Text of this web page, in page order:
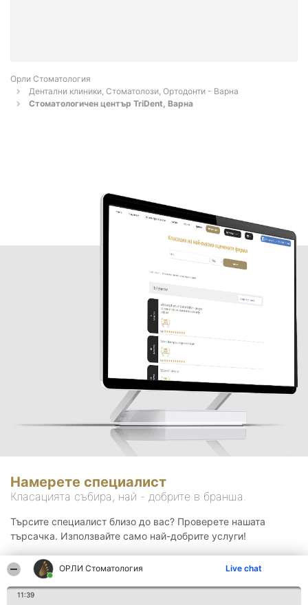
ОРЛИ Стоматология Live chat
11:39
Орли Стоматология
Дентални клиники, Стоматолози, Ортодонти - Варна
Стоматологичен център TriDent, Варна
Намерете специалист
Класацията събира, най - добрите в бранша.
Търсите специалист близо до вас? Проверете нашата
търсачка. Използвайте само най-добрите услуги!